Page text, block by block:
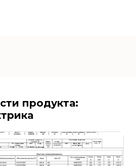
продукта: